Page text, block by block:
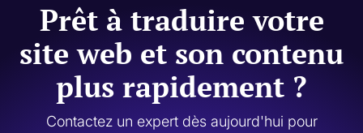
Prêt à traduire votre
site web et son contenu
plus rapidement ?
Contactez un expert dès aujourd'hui pour